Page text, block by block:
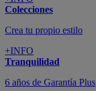
Colecciones
Crea tu propio estilo
+INFO
Tranquilidad
6 años de Garantía Plus